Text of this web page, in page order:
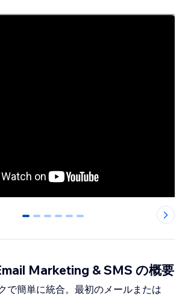
0 1 2 3 4 5
Marketing & SMS の概要
で簡単に統合。最初のメールまたは